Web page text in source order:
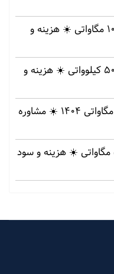
طرح توجیهی نیروگاه خورشیدی 100 مگاواتی ☀️ هزینه‌ و
طرح توجیهی نیروگاه خورشیدی 500 کیلوواتی ☀️ هزینه‌ و
طرح توجیهی نیروگاه خورشیدی 1 مگاواتی 1404 ☀️ مشاوره
طرح توجیهی نیروگاه خورشیدی 5 مگاواتی ☀️ هزینه‌ و سود